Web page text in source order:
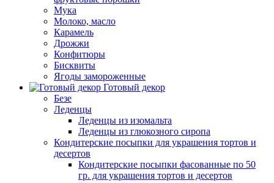
Мука
Молоко, масло
Карамель
Дрожжи
Конфитюры
Бисквиты
Ягоды замороженные
Готовый декор
Безе
Леденцы
Леденцы из изомальта
Леденцы из глюкозного сиропа
Кондитерские посыпки для украшения тортов и
десертов
Кондитерские посыпки фасованные по 50
гр. для украшения тортов и десертов